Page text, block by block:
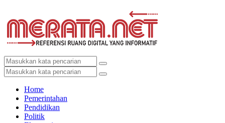
Home
Pemerintahan
Pendidikan
Politik